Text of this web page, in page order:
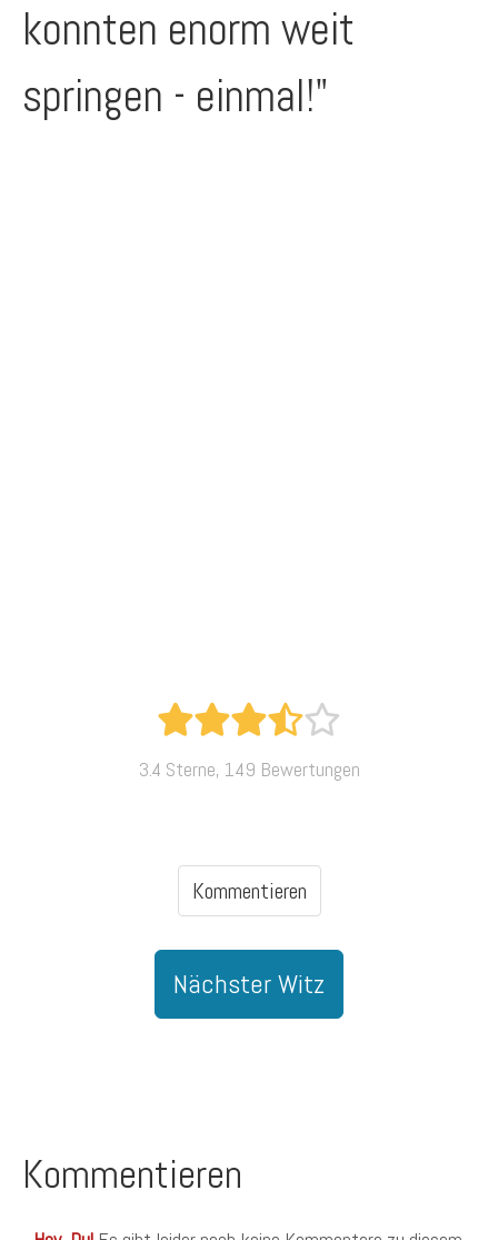
konnten enorm weit
springen - einmal!"
3.4 Sterne, 149 Bewertungen
Kommentieren
Nächster Witz
Kommentieren